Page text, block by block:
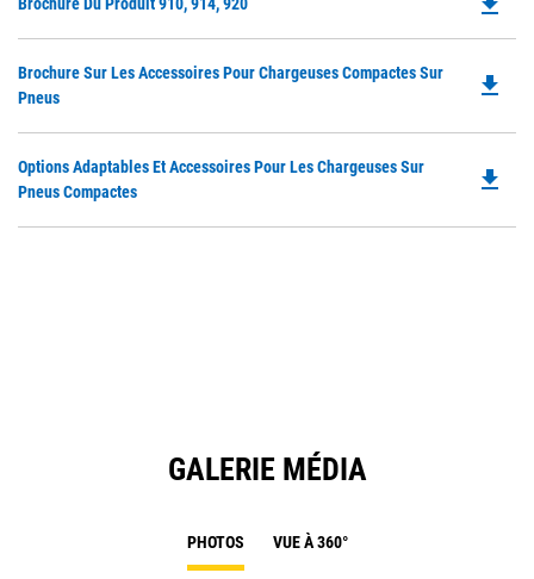
a
Brochure Du Produit 910, 914, 920
Brochure Sur Les Accessoires Pour Chargeuses Compactes Sur
Pneus
file_download
Options Adaptables Et Accessoires Pour Les Chargeuses Sur
Pneus Compactes
file_download
GALERIE MÉDIA
PHOTOS VUE À 360°